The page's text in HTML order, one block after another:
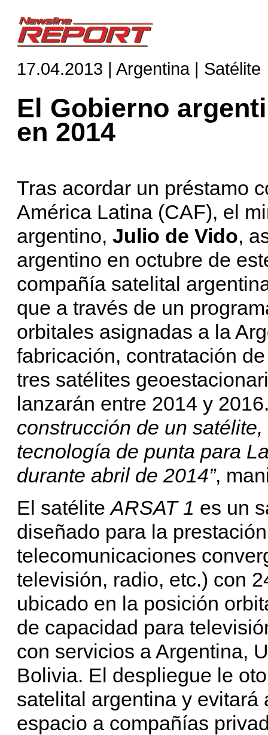
17.04.2013 | Argentina | Satélite
El Gobierno
en 2014
Tras acordar un préstamo
América Latina (CAF), el
argentino, Julio de Vido,
argentino en octubre de
compañía satelital
que a través de un
orbitales asignadas a la
fabricación, contratación
tres satélites
lanzarán entre 2014 y
construcción de un
tecnología de punta para
durante abril de 2014”,
El satéliteARSAT 1 es un
diseñado para la
telecomunicaciones
televisión, radio, etc.) con
ubicado en la posición
de capacidad para
con servicios a Argentina,
Bolivia. El despliegue le
satelital argentina y
espacio a compañías